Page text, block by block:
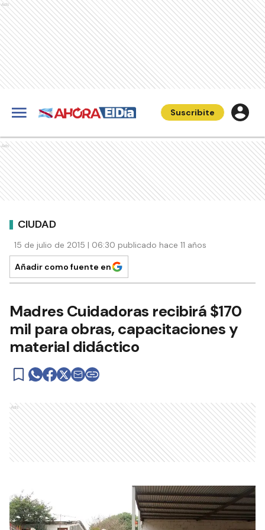
Ads
Suscribite
Ads
CIUDAD
15 de julio de 2015 | 06:30 publicado hace 11 años
Añadir como fuente en
Madres Cuidadoras recibirá $170
mil para obras, capacitaciones y
material didáctico
Ads